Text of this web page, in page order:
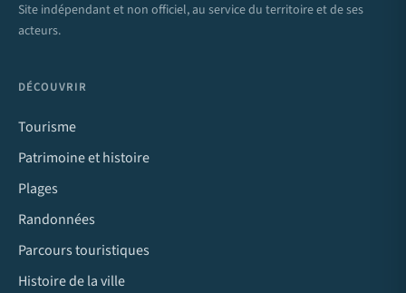
Site indépendant et non officiel, au service du territoire et de ses
acteurs.
DÉCOUVRIR
Tourisme
Patrimoine et histoire
Plages
Randonnées
Parcours touristiques
Histoire de la ville